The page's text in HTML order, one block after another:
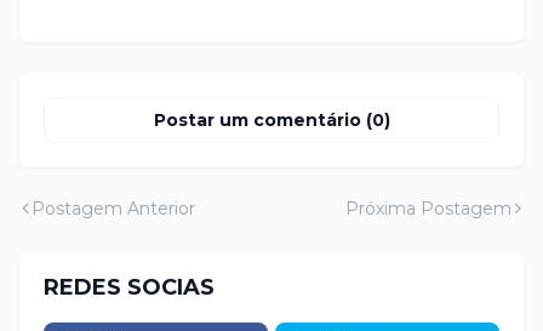
Postar um comentário (0)
Postagem Anterior Próxima Postagem
REDES SOCIAS